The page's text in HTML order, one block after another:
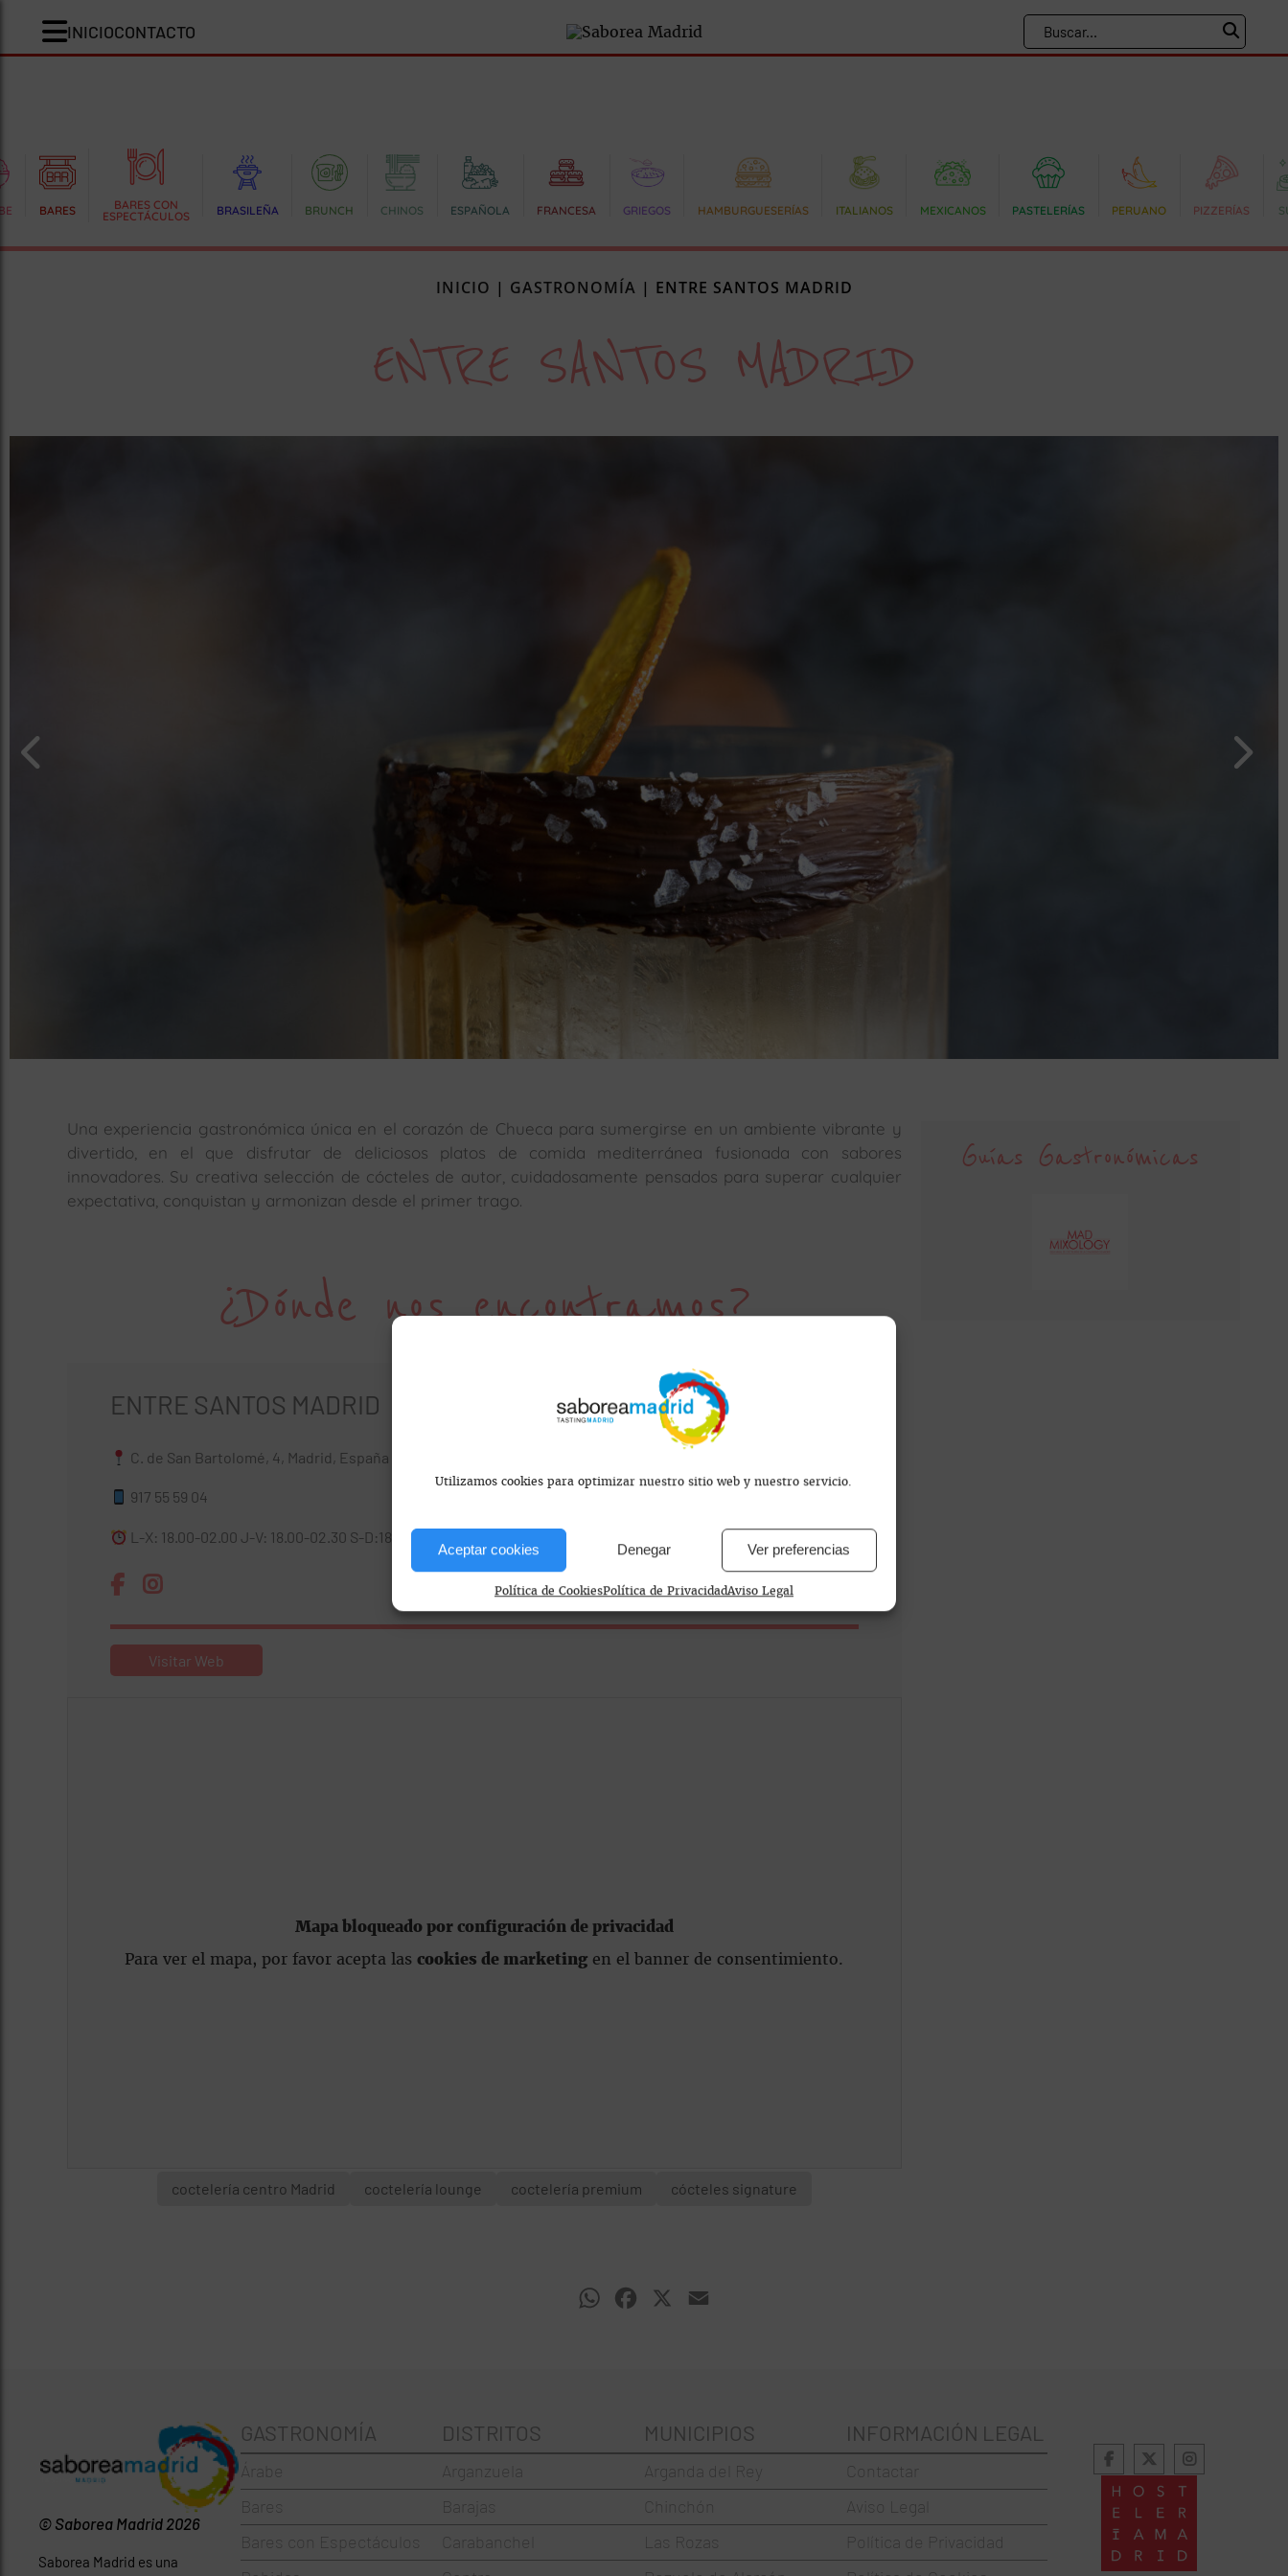
Utilizamos cookies para optimizar nuestro sitio web y nuestro servicio.
Aceptar cookies Denegar Ver preferencias
Política de CookiesPolítica de PrivacidadAviso Legal
INICIOCONTACTO
BARES
BARES CON
ESPECTÁCULOS
BRASILEÑA BRUNCH CHINOS ESPAÑOLA FRANCESA GRIEGOS HAMBURGUESERÍAS ITALIANOS MEXICANOS PASTELERÍAS PERUANO PIZZERÍAS
INICIO | GASTRONOMÍA | ENTRE SANTOS MADRID
ENTRE SANTOS MADRID
Una experiencia gastronómica única en el corazón de Chueca para sumergirse en un ambiente vibrante y
divertido, en el que disfrutar de deliciosos platos de comida mediterránea fusionada con sabores
innovadores. Su creativa selección de cócteles de autor, cuidadosamente pensados para superar cualquier
expectativa, conquistan y armonizan desde el primer trago.
¿Dónde nos encontramos?
ENTRE SANTOS MADRID
C. de San Bartolomé, 4, Madrid, España
917 55 59 04
L-X: 18.00-02.00 J-V: 18.00-02.30 S-D:18.00-02.00
Visitar Web
Mapa bloqueado por configuración de privacidad
Para ver el mapa, por favor acepta lascookies de marketing en el banner de consentimiento.
coctelería centro Madrid coctelería lounge coctelería premium cócteles signature
Guías Gastronómicas
WhatsAppFacebook
© Saborea Madrid 2026
Saborea Madrid es una
GASTRONOMÍA
Árabe
Bares
Bares con Espectáculos
DISTRITOS
Arganzuela
Barajas
Carabanchel
MUNICIPIOS
Arganda del Rey
Chinchón
Las Rozas
INFORMACIÓN LEGAL
Contactar
Aviso Legal
Política de Privacidad